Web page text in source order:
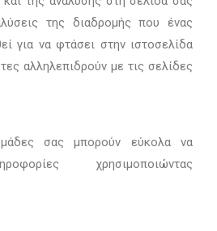
της διαδρομής που ένας
για να φτάσει στην ιστοσελίδα
αλληλεπιδρούν με τις σελίδες
σας μπορούν εύκολα να
χρησιμοποιώντας